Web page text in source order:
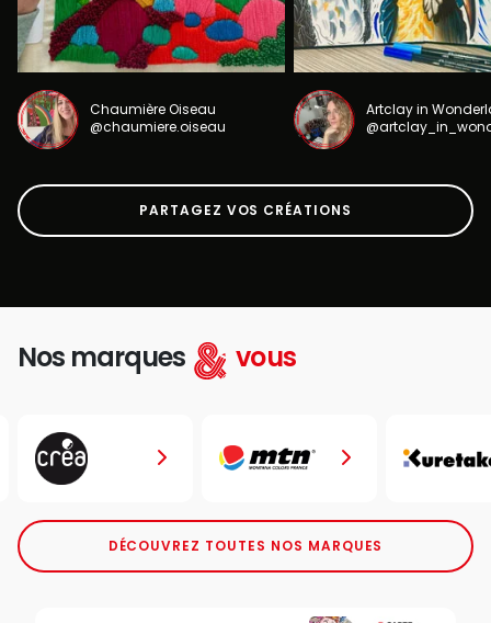
Chaumière Oiseau
@chaumiere.oiseau
Artclay in
PARTAGEZ VOS CRÉATIONS
Nos marques vous
DÉCOUVREZ TOUTES NOS MARQUES